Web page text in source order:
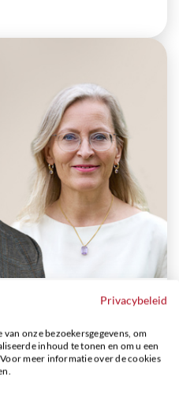
uur
Timmermanslaan 2 in
Privacybeleid
onze bezoekersgegevens, om
inhoud te tonen en om u een
meer informatie over de cookies